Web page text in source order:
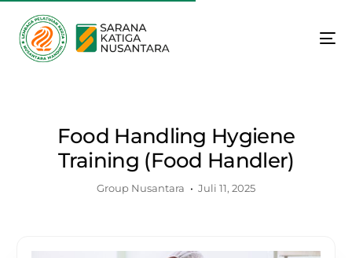
Food Handling Hygiene
Training (Food Handler)
Group Nusantara Juli 11, 2025